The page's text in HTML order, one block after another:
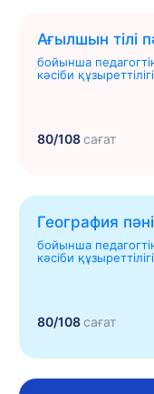
Ағылшын тілі
бойынша
кәсіби
80/108сағат
География пәні
бойынша
кәсіби
80/108сағат